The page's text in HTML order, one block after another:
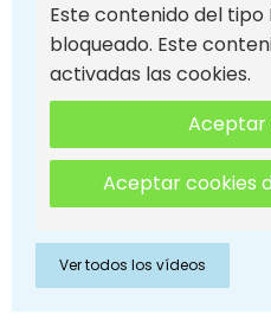
Este contenido del tipo
bloqueado. Este
activadas las cookies.
Aceptar
Aceptar cookies
Ver todos los vídeos